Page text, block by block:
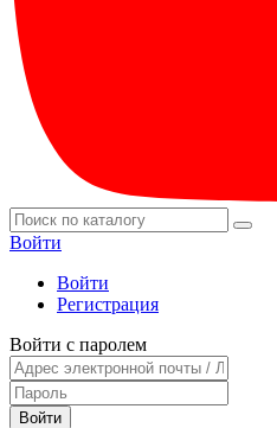
Войти
Войти
Регистрация
Войти с паролем
Войти